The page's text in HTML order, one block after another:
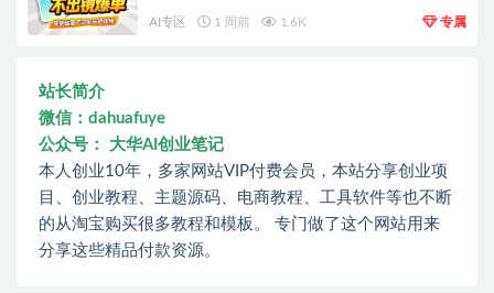
AI专区 1 周前 1.6K 专属
站长简介
微信：dahuafuye
公众号： 大华AI创业笔记
本人创业10年，多家网站VIP付费会员，本站分享创业项
目、创业教程、主题源码、电商教程、工具软件等也不断
的从淘宝购买很多教程和模板。 专门做了这个网站用来
分享这些精品付款资源。